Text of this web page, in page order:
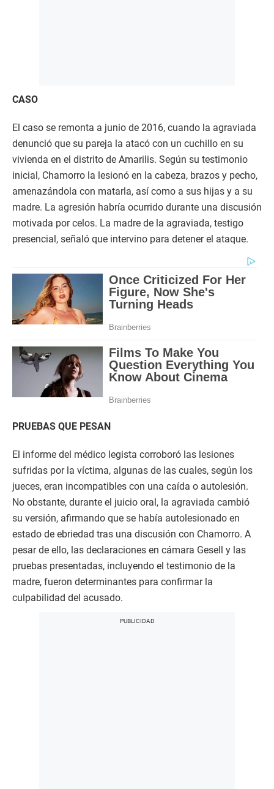
CASO
El caso se remonta a junio de 2016, cuando la agraviada
denunció que su pareja la atacó con un cuchillo en su
vivienda en el distrito de Amarilis. Según su testimonio
inicial, Chamorro la lesionó en la cabeza, brazos y pecho,
amenazándola con matarla, así como a sus hijas y a su
madre. La agresión habría ocurrido durante una discusión
motivada por celos. La madre de la agraviada, testigo
presencial, señaló que intervino para detener el ataque.
PRUEBAS QUE PESAN
El informe del médico legista corroboró las lesiones
sufridas por la víctima, algunas de las cuales, según los
jueces, eran incompatibles con una caída o autolesión.
No obstante, durante el juicio oral, la agraviada cambió
su versión, afirmando que se había autolesionado en
estado de ebriedad tras una discusión con Chamorro. A
pesar de ello, las declaraciones en cámara Gesell y las
pruebas presentadas, incluyendo el testimonio de la
madre, fueron determinantes para confirmar la
culpabilidad del acusado.